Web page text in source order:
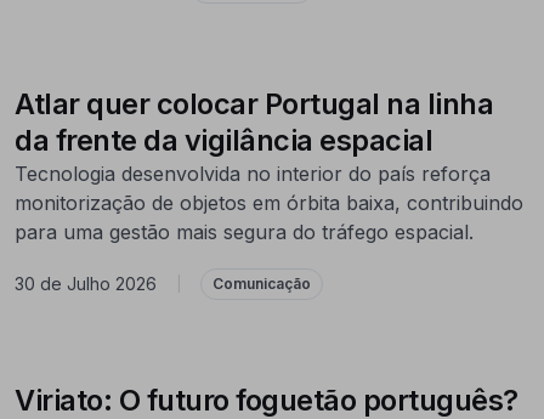
Atlar quer colocar Portugal na linha
da frente da vigilância espacial
Tecnologia desenvolvida no interior do país reforça
monitorização de objetos em órbita baixa, contribuindo
para uma gestão mais segura do tráfego espacial.
30 de Julho 2026 Comunicação
Viriato: O futuro foguetão português?